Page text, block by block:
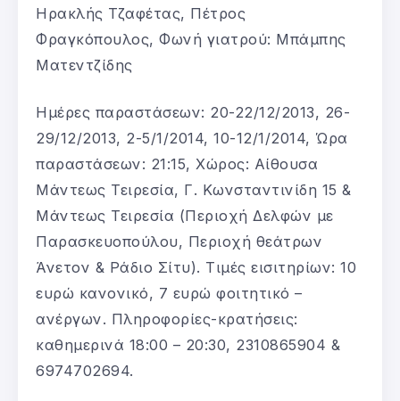
Ηρακλής Τζαφέτας, Πέτρος
Φραγκόπουλος, Φωνή γιατρού: Μπάμπης
Ματεντζίδης
Ημέρες παραστάσεων: 20-22/12/2013, 26-
29/12/2013, 2-5/1/2014, 10-12/1/2014, Ώρα
παραστάσεων: 21:15, Χώρος: Αίθουσα
Μάντεως Τειρεσία, Γ. Κωνσταντινίδη 15 &
Μάντεως Τειρεσία (Περιοχή Δελφών με
Παρασκευοπούλου, Περιοχή θεάτρων
Άνετον & Ράδιο Σίτυ). Τιμές εισιτηρίων: 10
ευρώ κανονικό, 7 ευρώ φοιτητικό –
ανέργων. Πληροφορίες-κρατήσεις:
καθημερινά 18:00 – 20:30, 2310865904 &
6974702694.